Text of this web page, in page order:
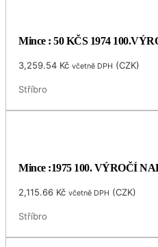
Mince : 50 KČS 1974
3,259.54 Kč včetně DPH (CZK)
Stříbro
Mince :1975 100. VÝROČÍ
2,115.66 Kč včetně DPH (CZK)
Stříbro